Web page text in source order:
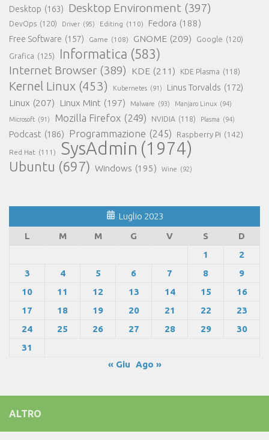
Desktop (163) Desktop Environment (397)
DevOps (120) Driver (95) Editing (110) Fedora (188)
Free Software (157) Game (108) GNOME (209) Google (120)
Grafica (125) Informatica (583)
Internet Browser (389) KDE (211) KDE Plasma (118)
Kernel Linux (453) Kubernetes (91) Linus Torvalds (172)
Linux (207) Linux Mint (197) Malware (93) Manjaro Linux (94)
Microsoft (91) Mozilla Firefox (249) NVIDIA (118) Plasma (94)
Podcast (186) Programmazione (245) Raspberry Pi (142)
Red Hat (111) SysAdmin (1974)
Ubuntu (697) Windows (195) Wine (92)
Luglio 2023
L
M M G V S
D
1
2
3
4 5 6 7 8
9
10
11 12 13 14 15
16
17
18 19 20 21 22
23
24
25 26 27 28 29
30
31
« Giu Ago »
ALTRO